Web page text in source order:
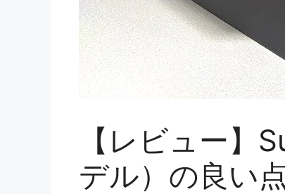
【レビュー】
デル）の良い